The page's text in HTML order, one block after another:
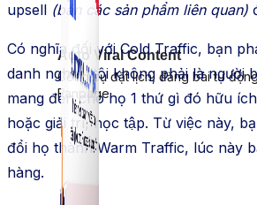
Auto Viral Content
Công cụ đặt lịch, đăng bài tự
Fanpage.
upsell (bán các sản phẩm liên quan)
Có nghĩa đối với Cold Traffic, bạn
danh nghĩa “tôi không phải là người
mang đến cho họ 1 thứ gì đó hữu
hoặc giải trí, học tập. Từ việc này,
đổi họ thành Warm Traffic, lúc này
hàng.